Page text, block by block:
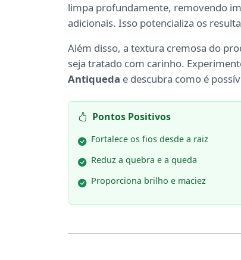
limpa profundamente, removendo
adicionais. Isso potencializa os
Além disso, a textura cremosa do
seja tratado com carinho.
Antiqueda e descubra como é
Pontos Positivos
Fortalece os fios desde a raiz
Reduz a quebra e a queda
Proporciona brilho e maciez